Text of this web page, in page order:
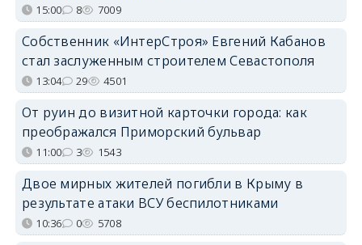
15:00 8 7009
Собственник «ИнтерСтроя» Евгений Кабанов
стал заслуженным строителем Севастополя
13:04 29 4501
От руин до визитной карточки города: как
преображался Приморский бульвар
11:00 3 1543
Двое мирных жителей погибли в Крыму в
результате атаки ВСУ беспилотниками
10:36 0 5708